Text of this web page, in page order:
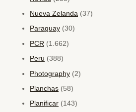
Nueva Zelanda (37)
Paraguay (30)
PCR (1.662)
Peru (388)
Photography (2)
Planchas (58)
Planificar (143)